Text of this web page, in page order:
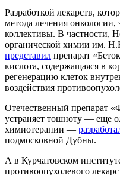
Разработкой лекарств,
метода лечения
коллективы. В частности,
органической химии им.
представил препарат
кислота, содержащаяся в
регенерацию клеток
воздействия
Отечественный препарат
устраняет тошноту — еще
химиотерапии —
подмосковной Дубны.
А в Курчатовском
противоопухолевого